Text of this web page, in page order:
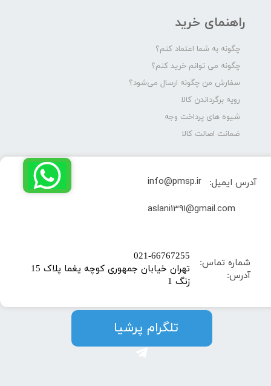
راهنمای خرید
چگونه به شما اعتماد کنم؟
چگونه می توانم خرید کنم؟
سفارش من چگونه ارسال می‌شود؟
رویه برگرداندن کالا
شیوه های پرداخت وجه
ضمانت اصالت کالا
شماره تماس:
آدرس:
​021-66767255
تهران خیابان جمهوری کوچه یغما پلاک 15
زنگ 1
آدرس ایمیل:
info@pmsp.ir
​aslani1391@gmail.com
​​​​تلگرام پرشیا